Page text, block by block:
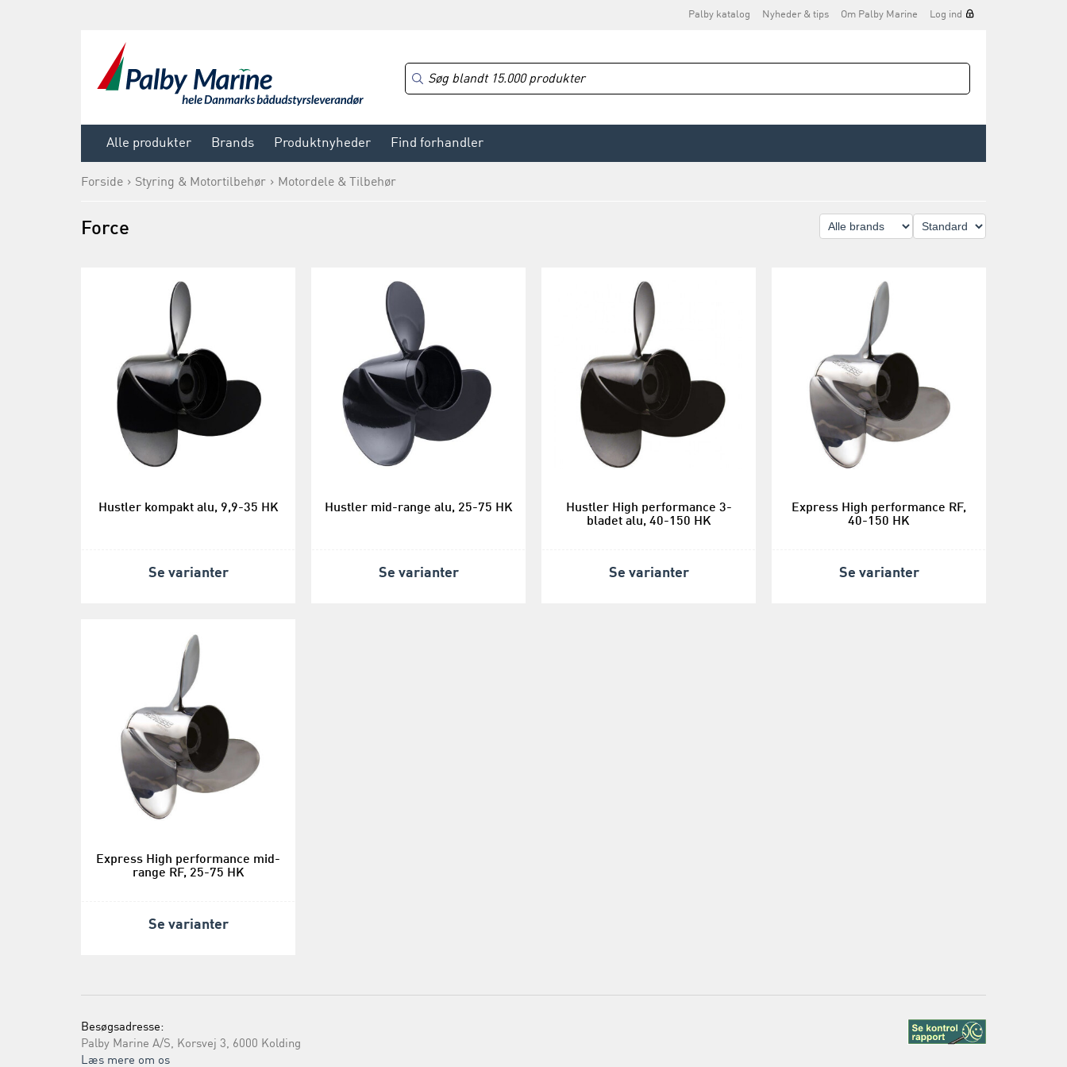
Palby katalog Nyheder & tips Om Palby Marine Log ind
Alle produkter Brands Produktnyheder Find forhandler
Forside Styring & Motortilbehør Motordele & Tilbehør
Force
Hustler kompakt alu, 9,9-35 HK
Se varianter
Hustler mid-range alu, 25-75 HK
Se varianter
Hustler High performance 3-
bladet alu, 40-150 HK
Se varianter
Express High performance RF,
40-150 HK
Se varianter
Express High performance mid-
range RF, 25-75 HK
Se varianter
Besøgsadresse:
Palby Marine A/S, Korsvej 3, 6000 Kolding
Læs mere om os